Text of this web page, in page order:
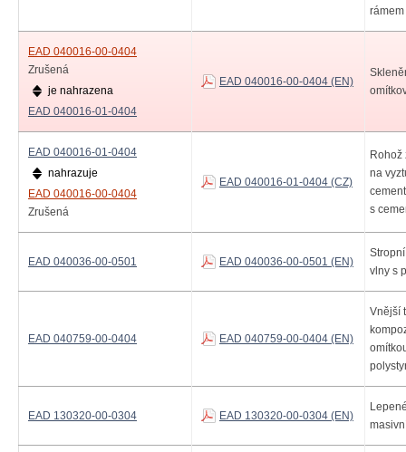
EAD 040016-00-0404
Zrušená
je nahrazena
EAD 040016-01-0404
EAD 040016-00-0404 (EN)
EAD 040016-01-0404
nahrazuje
EAD 040016-00-0404
Zrušená
EAD 040016-01-0404 (CZ)
Rohož
na
s
EAD 040036-00-0501 EAD 040036-00-0501 (EN)
vlny s
EAD 040759-00-0404 EAD 040759-00-0404 (EN)
Vnější
EAD 130320-00-0304 EAD 130320-00-0304 (EN)